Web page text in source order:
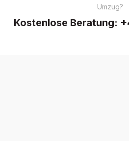
Umzug?
Kostenlose Beratung: